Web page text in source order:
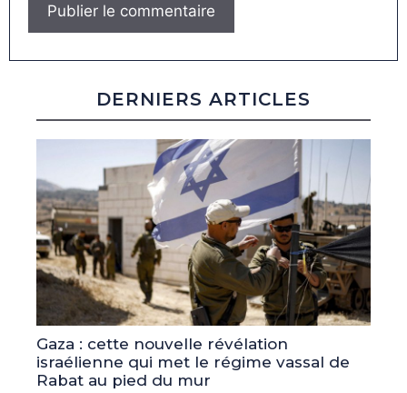
DERNIERS ARTICLES
Gaza : cette nouvelle révélation
israélienne qui met le régime vassal de
Rabat au pied du mur